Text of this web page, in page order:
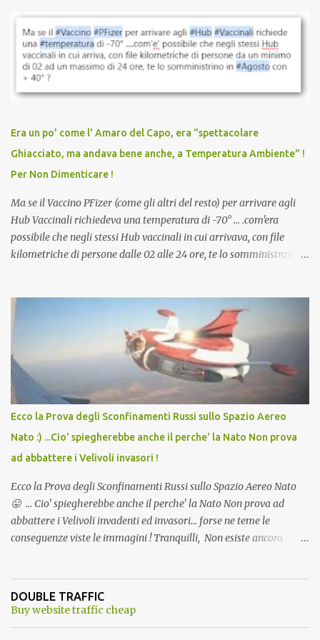
vaccinazione. Non avevamo mai sentito parlare di ricompense,
sconti, incentivi per vaccinarsi. Non avevamo mai visto
discriminazioni per coloro che non l’hanno fatto. Se non sei stato
vaccinato, nessuno aveva prima cercato di farti sentire una
persona cattiva. Non avevamo mai visto un vaccino che minacci le
vaccino usato per minacciare i mezzi di sussistenza, il lavoro o la
scuola. Non avevamo mai visto un vaccino che permettesse a un
dodicenne di ignorare il consenso dei genitori. Dopo tutti i vaccini
che abbiamo elencato sopra...
Era un po' come l' Amaro del Capo, era "spettacolare
Ghiacciato, ma andava bene anche, a Temperatura Ambiente" !
Per Non Dimenticare !
Ma se il Vaccino PFizer (come gli altri del resto) per arrivare agli
Hub Vaccinali richiedeva una temperatura di -70° ... .com'era
possibile che negli stessi Hub vaccinali in cui arrivava, con file
kilometriche di persone dalle 02 alle 24 ore, te lo somministravano
Vaccino come: l' Amaro del Capo, era "spettacolare Ghiacciato, ma
andava bene anche, a Temperatura Ambiente"! Riproponiamo
l'articolo per NON Dimenticare!
Ecco la Prova degli Sconfinamenti Russi sullo Spazio Aereo
Nato :) ...Cio' spiegherebbe anche il perche' la Nato Non prova
ad abbattere i Velivoli invasori !
Ecco la Prova degli Sconfinamenti Russi sullo Spazio Aereo Nato
😛 ... Cio' spiegherebbe anche il perche' la Nato Non prova ad
abbattere i Velivoli invadenti ed invasori... forse ne teme le
conseguenze viste le immagini ! Tranquilli, Non esiste ancora
ancora una fantasia Nato o forse una "False Flag", per provocare
una guerra mondiale che difficilmente da menti sane, potrebbe
DOUBLE TRAFFIC
Buy website traffic cheap